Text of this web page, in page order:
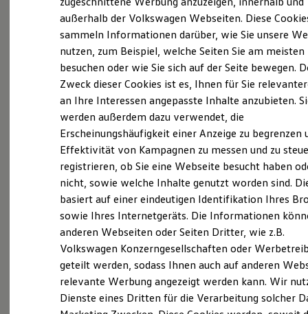
Elektrofahrzeugkonzepte
Reichweite
Reichweite der ID. Modelle
Reichweite im Winter
Laden
Laden unterwegs
Laden Zuhause
Ladezeitensimulator
Batterie
Sicherheit
Garantie und Lebensdauer
Nachhaltigkeit
Technologie
Kosten und Kauf
Verbrauchskosten
Kaufoptionen
E-Auto-Förderung
Software und Konnektivität
Die ID. Software 6
ID. Software Versionen und Updates
Digitale Extras
Schnittstellen zu Ihrem ID.
(Impressum & Rechtliches)
Was ist der Economy Service
und wer kann ihn nutzen?
Ältere Volkswagen haben einen anderen
Servicebedarf als neue Fahrzeuge. Der Economy
Service ist speziell für Volkswagen Modelle
entwickelt worden, die älter als vier Jahre sind. Er
bietet Ihnen ein vielfältiges Leistungsspektrum mit
zeitwertgerechtem Service und hoher
Ersatzteilqualität. Die Leistungen sind durch
Fachwissen, Volkswagen Teile und langjährige
Erfahrung genau auf Ihr Fahrzeug abgestimmt und
decken nahezu alle Services ab. Die Preise sind
speziell auf das Alter Ihres Fahrzeugs ausgelegt. Bei
der Durchführung der im Serviceplan
vorgeschriebenen Leistungen wird auch die LongLife
außerhalb der Volkswagen Webseiten. Diese
sammeln Informationen darüber, wie Sie unsere
nutzen, zum Beispiel, welche Seiten Sie am meisten
besuchen oder wie Sie sich auf der Seite bewegen.
Zweck dieser Cookies ist es, Ihnen für Sie
an Ihre Interessen angepasste Inhalte anzubieten.
werden außerdem dazu verwendet, die
Erscheinungshäufigkeit einer Anzeige zu begrenzen
Effektivität von Kampagnen zu messen und zu
registrieren, ob Sie eine Webseite besucht haben
nicht, sowie welche Inhalte genutzt worden sind.
basiert auf einer eindeutigen Identifikation Ihres
sowie Ihres Internetgeräts. Die Informationen
anderen Webseiten oder Seiten Dritter, wie z.B.
Volkswagen Konzerngesellschaften oder
geteilt werden, sodass Ihnen auch auf anderen
relevante Werbung angezeigt werden kann. Wir
Dienste eines Dritten für die Verarbeitung solcher